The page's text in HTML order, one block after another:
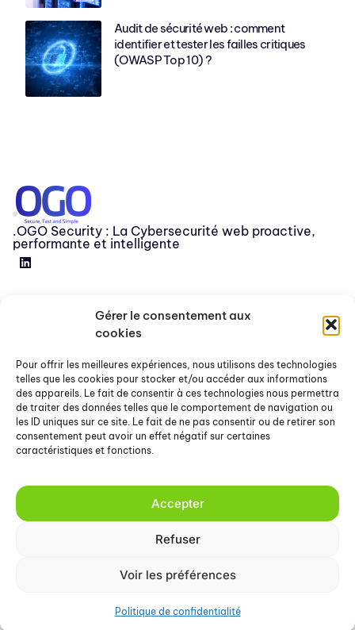
Gérer le consentement aux
cookies
Pour offrir les meilleures expériences, nous utilisons des technologies
telles que les cookies pour stocker et/ou accéder aux informations
des appareils. Le fait de consentir à ces technologies nous permettra
de traiter des données telles que le comportement de navigation ou
les ID uniques sur ce site. Le fait de ne pas consentir ou de retirer son
consentement peut avoir un effet négatif sur certaines
caractéristiques et fonctions.
Accepter
Refuser
Voir les préférences
Politique de confidentialité
Audit de sécurité web : comment
identifier et tester les failles critiques
(OWASP Top 10) ?
.OGO Security : La Cybersecurité web proactive,
performante et intelligente
Devenir partenaire
FAQ
Nous contacter
À propos
Articles & Ressources
CGU
Glossaire cyber